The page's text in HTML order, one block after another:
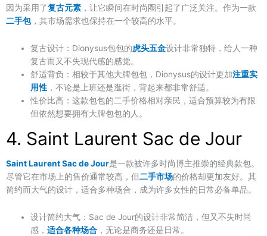
因为采用了复古元素 ，让它瞬间在时尚圈引起了广泛关注。作为一款
二手包，其市场需求也保持在一个较高的水平。
复古设计 ：Dionysus包包的虎头五金设计非常独特，给人一种
复古而又不失现代感的感觉。
舒适背负 ：相较于其他大牌包包，Dionysus的设计更加注重实
用性 ，不论是上班还是逛街，背起来都非常舒适。
性价比高 ：这款包包的二手价格相对亲民，适合预算较为有限
但依然想要拥有大牌包包的人。
4. Saint Laurent Sac de Jour
Saint Laurent Sac de Jour是一款被许多时尚博主推崇的经典款包。
尽管它在市场上的售价通常较高，但二手市场的价格却更加友好。其
简约而大气的设计，适合多种场合，成为许多女性的日常必备单品。
设计简约大气 ：Sac de Jour的设计非常简洁，但又不失时尚
感，适合各种场合 ，无论是商务还是日常。